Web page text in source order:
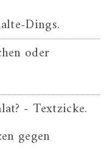
Dings.
oder
- Textzicke.
gegen